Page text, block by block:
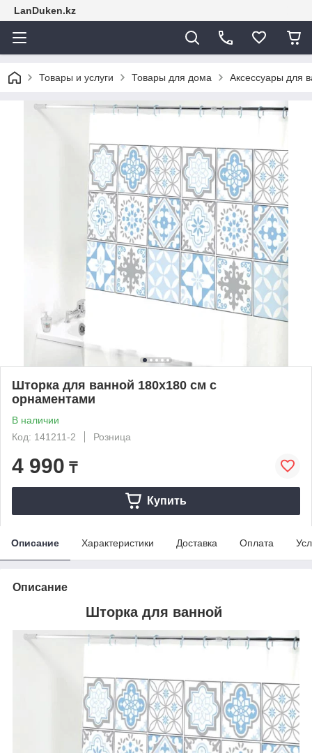
LanDuken.kz
Товары и услуги Товары для дома Аксессуары для
Шторка для ванной 180х180 см с
орнаментами
В наличии
Код: 141211-2
Розница
4 990 ₸
Купить
Описание Характеристики Доставка Оплата
Описание
Шторка для ванной